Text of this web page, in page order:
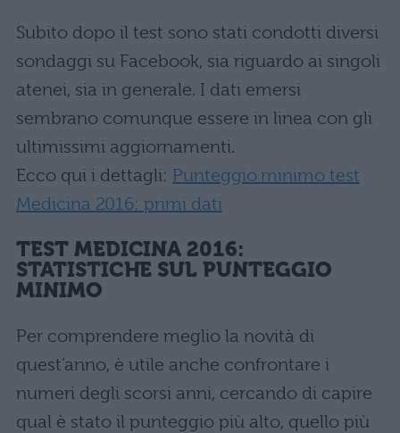
Subito dopo il test sono stati condotti diversi
sondaggi su Facebook, sia riguardo ai singoli
atenei, sia in generale. I dati emersi
sembrano comunque essere in linea con gli
ultimissimi aggiornamenti.
Ecco qui i dettagli: Punteggio minimo test
Medicina 2016: primi dati
TEST MEDICINA 2016:
STATISTICHE SUL PUNTEGGIO
MINIMO
Per comprendere meglio la novità di
quest’anno, è utile anche confrontare i
numeri degli scorsi anni, cercando di capire
qual è stato il punteggio più alto, quello più